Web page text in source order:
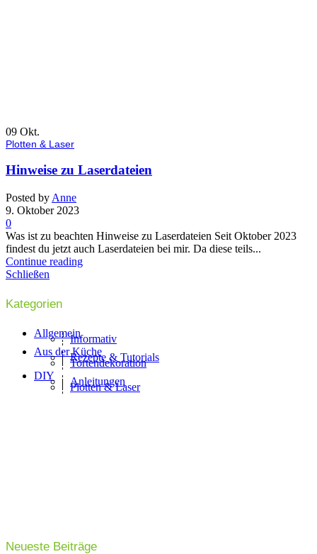
09 Okt.
Plotten & Laser
Hinweise zu Laserdateien
Posted by Anne
9. Oktober 2023
0
Was ist zu beachten Hinweise zu Laserdateien Seit Oktober 2023
findest du jetzt auch Laserdateien bei mir. Da diese teils...
Continue reading
Schließen
Kategorien
AllgemeinInformativ
Aus der KücheRezepte & Tutorials
Tortendekoration
DIY
Anleitungen
Plotten & Laser
Neueste Beiträge